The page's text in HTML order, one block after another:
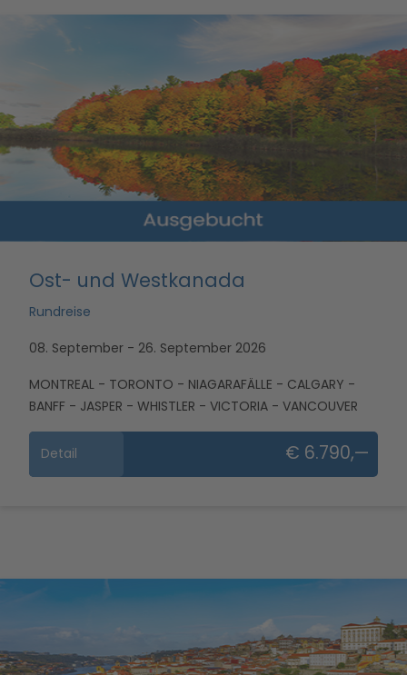
Ost- und Westkanada
Rundreise
08. September - 26. September 2026
MONTREAL - TORONTO - NIAGARAFÄLLE - CALGARY -
BANFF - JASPER - WHISTLER - VICTORIA - VANCOUVER
Detail € 6.790,—